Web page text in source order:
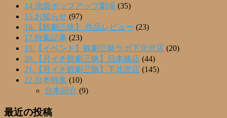
14.池袋ポップアップ劇場 (35)
15.お知らせ (97)
16.【観劇三昧】 作品レビュー (23)
17.特集記事 (23)
18.【イベント】観劇三昧ラボ下北沢店 (20)
20.【月イチ観劇三昧】日本橋店 (44)
21.【月イチ観劇三昧】下北沢店 (145)
22.台本特集 (10)
台本紹介 (9)
最近の投稿